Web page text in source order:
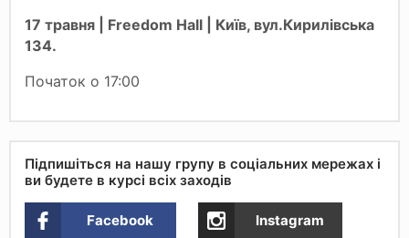
17 травня | Freedom Hall
Київ, вул.Кирилівська
134.
Початок о 17:00
Підпишіться на нашу групу в соціальних мережах і
ви будете в курсі всіх заходів
Facebook Instagram